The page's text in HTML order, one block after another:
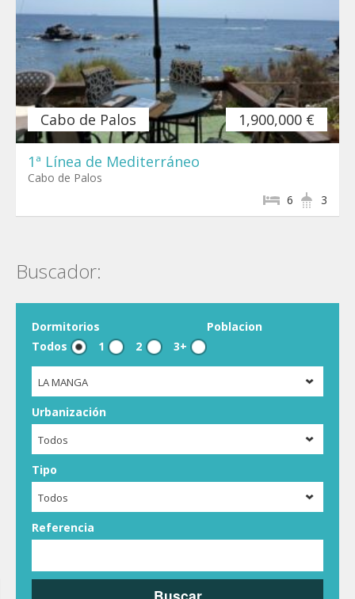
Cabo de Palos 1,900,000 €
1ª Línea de Mediterráneo
Cabo de Palos
3
6
Buscador:
Dormitorios
Todos
1 2 3+
Poblacion
LA MANGA
Urbanización
Todos
Tipo
Todos
Referencia